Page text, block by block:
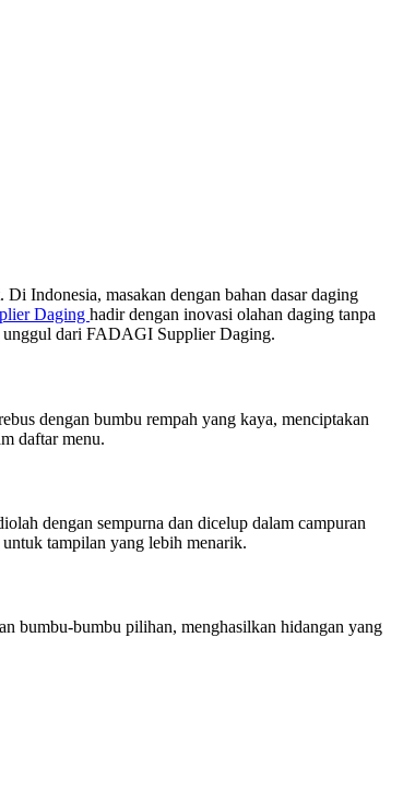
Indonesia, masakan dengan bahan dasar daging
Daging hadir dengan inovasi olahan daging tanpa
unggul dari FADAGI Supplier Daging.
dengan bumbu rempah yang kaya, menciptakan
daftar menu.
dengan sempurna dan dicelup dalam campuran
tampilan yang lebih menarik.
bumbu-bumbu pilihan, menghasilkan hidangan yang